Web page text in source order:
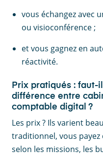
vous échangez avec
ou visioconférence ;
et vous gagnez en
réactivité.
Prix pratiqués : faut-
différence entre
comptable digital ?
Les prix ? Ils varient
traditionnel, vous payez
selon les missions, les